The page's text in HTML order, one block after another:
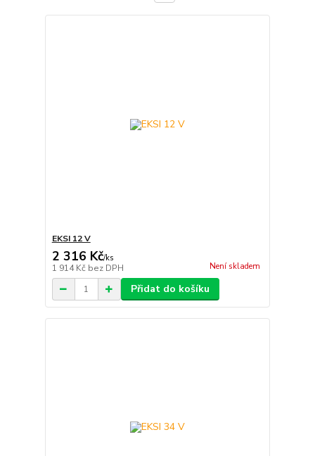
EKSI 12 V
2 316 Kč/ks
1 914 Kč bez DPH Není skladem
Přidat do košíku